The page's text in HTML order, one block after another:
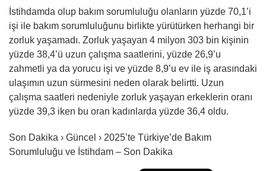
İstihdamda olup bakım sorumluluğu olanların yüzde 70,1’i
işi ile bakım sorumluluğunu birlikte yürütürken herhangi bir
zorluk yaşamadı. Zorluk yaşayan 4 milyon 303 bin kişinin
yüzde 38,4’ü uzun çalışma saatlerini, yüzde 26,9’u
zahmetli ya da yorucu işi ve yüzde 8,9’u ev ile iş arasındaki
ulaşımın uzun sürmesini neden olarak belirtti. Uzun
çalışma saatleri nedeniyle zorluk yaşayan erkeklerin oranı
yüzde 39,3 iken bu oran kadınlarda yüzde 36,4 oldu.
Son Dakika › Güncel › 2025’te Türkiye’de Bakım
Sorumluluğu ve İstihdam – Son Dakika